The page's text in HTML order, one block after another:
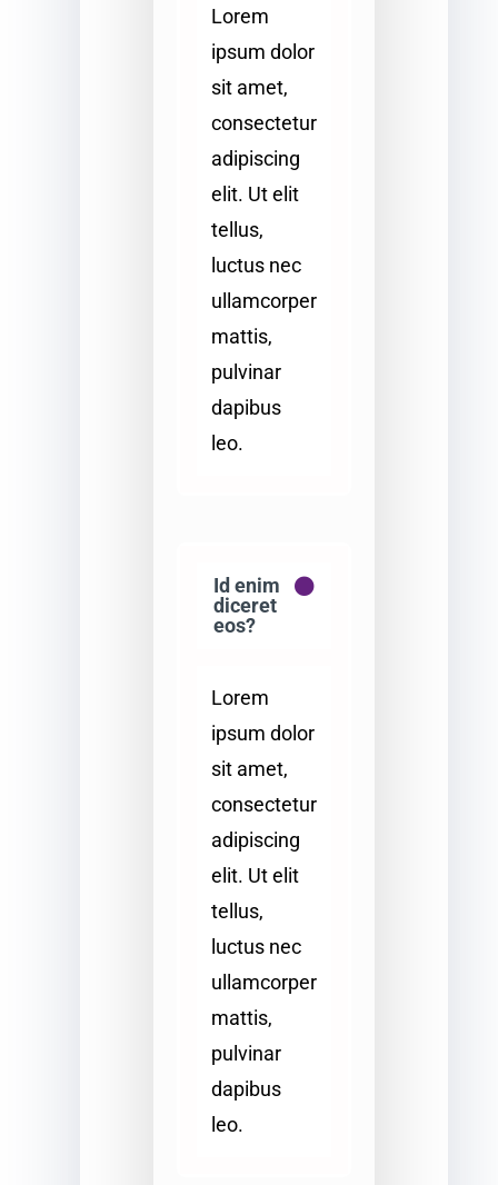
Lorem
ipsum dolor
sit amet,
consectetur
adipiscing
elit. Ut elit
tellus,
luctus nec
ullamcorper
mattis,
pulvinar
dapibus
leo.
Id enim
diceret
eos?
Lorem
ipsum dolor
sit amet,
consectetur
adipiscing
elit. Ut elit
tellus,
luctus nec
ullamcorper
mattis,
pulvinar
dapibus
leo.